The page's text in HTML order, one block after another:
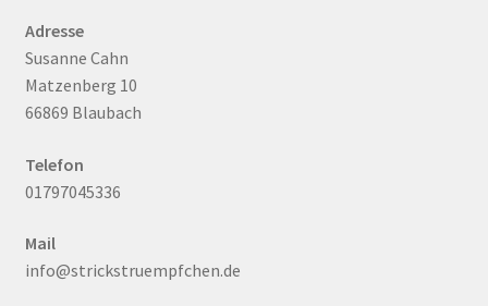
Adresse
Susanne Cahn
Matzenberg 10
66869 Blaubach
Telefon
01797045336
Mail
info@strickstruempfchen.de